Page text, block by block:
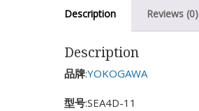
Description Reviews (0)
Description
品牌:YOKOGAWA
型号:SEA4D-11